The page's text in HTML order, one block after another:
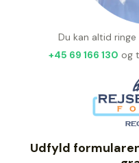
Du kan altid
+45 69 166 130 og
Udfyld